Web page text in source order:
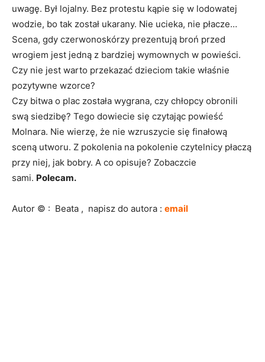
uwagę. Był lojalny. Bez protestu kąpie się w lodowatej
wodzie, bo tak został ukarany. Nie ucieka, nie płacze…
Scena, gdy czerwonoskórzy prezentują broń przed
wrogiem jest jedną z bardziej wymownych w powieści.
Czy nie jest warto przekazać dzieciom takie właśnie
pozytywne wzorce?
Czy bitwa o plac została wygrana, czy chłopcy obronili
swą siedzibę? Tego dowiecie się czytając powieść
Molnara. Nie wierzę, że nie wzruszycie się finałową
sceną utworu. Z pokolenia na pokolenie czytelnicy płaczą
przy niej, jak bobry. A co opisuje? Zobaczcie
sami. Polecam.
Autor © : Beata , napisz do autora : email